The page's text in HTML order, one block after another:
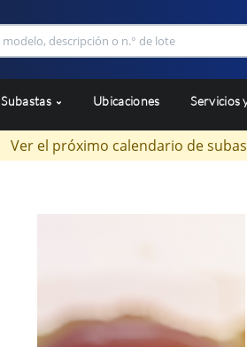
Subastas Ubicaciones Servicios
Ver el próximo calendario de